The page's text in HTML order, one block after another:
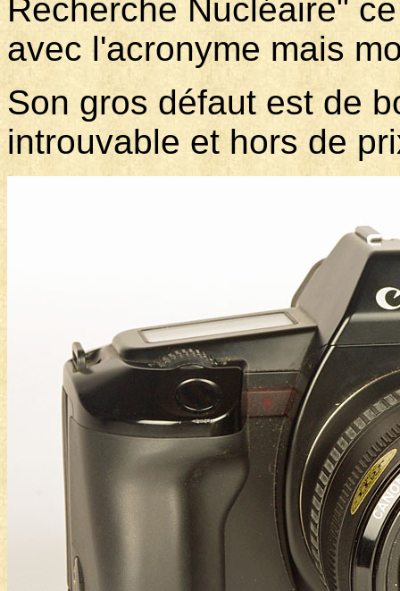
Recherche Nucléaire"
avec l'acronyme mais
Son gros défaut est de
introuvable et hors de